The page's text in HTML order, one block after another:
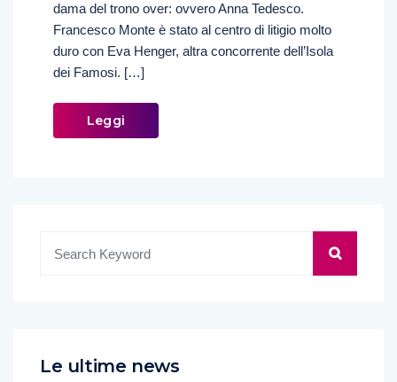
dama del trono over: ovvero Anna Tedesco.
Francesco Monte è stato al centro di litigio molto
duro con Eva Henger, altra concorrente dell’Isola
dei Famosi. […]
Leggi
Le ultime news